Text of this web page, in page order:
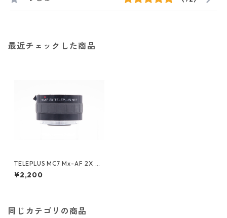
最近チェックした商品
TELEPLUS MC7 Mx-AF 2X A
マウント Kenko ケンコー
¥2,200
同じカテゴリの商品